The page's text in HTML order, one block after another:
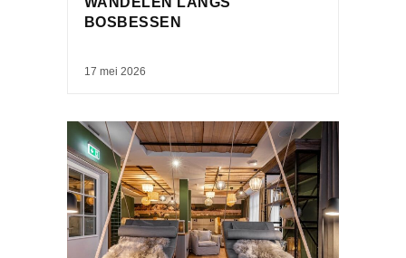
BOSBESSEN
17 mei 2026